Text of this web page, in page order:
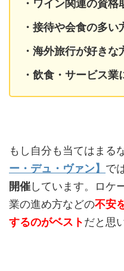
・ワイン関連の資
・接待や会食の多
・海外旅行が好きな
・飲食・サービス業
もし自分も当てはまる
ー・デュ・ヴァン】 で
開催しています。ロケ
業の進め方などの不安
するのがベストだと思